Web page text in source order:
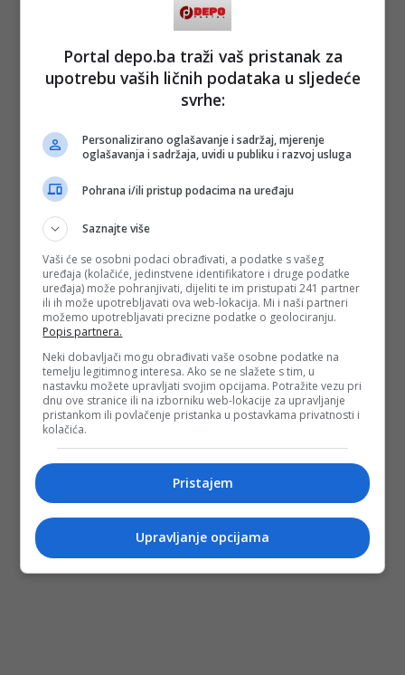
Portal depo.ba traži vaš pristanak za
upotrebu vaših ličnih podataka u sljedeće
svrhe:
Personalizirano oglašavanje i sadržaj, mjerenje
oglašavanja i sadržaja, uvidi u publiku i razvoj usluga
Pohrana i/ili pristup podacima na uređaju
Saznajte više
Vaši će se osobni podaci obrađivati, a podatke s vašeg
uređaja (kolačiće, jedinstvene identifikatore i druge podatke
uređaja) može pohranjivati, dijeliti te im pristupati 241 partner
ili ih može upotrebljavati ova web-lokacija. Mi i naši partneri
možemo upotrebljavati precizne podatke o geolociranju.
Popis partnera.
Neki dobavljači mogu obrađivati vaše osobne podatke na
temelju legitimnog interesa. Ako se ne slažete s tim, u
nastavku možete upravljati svojim opcijama. Potražite vezu pri
dnu ove stranice ili na izborniku web-lokacije za upravljanje
pristankom ili povlačenje pristanka u postavkama privatnosti i
kolačića.
Pristajem
Upravljanje opcijama